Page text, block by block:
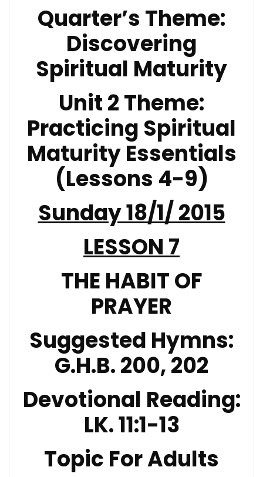
Quarter’s Theme:
Discovering
Spiritual Maturity
Unit 2 Theme:
Practicing Spiritual
Maturity Essentials
(Lessons 4-9)
Sunday 18/1/ 2015
LESSON 7
THE HABIT OF
PRAYER
Suggested Hymns:
G.H.B. 200, 202
Devotional Reading:
LK. 11:1-13
Topic For Adults